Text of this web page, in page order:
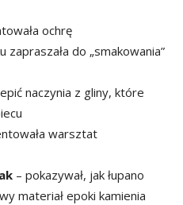
ochrę
zapraszała do „smakowania”
naczynia z gliny, które
warsztat
– pokazywał, jak łupano
materiał epoki kamienia